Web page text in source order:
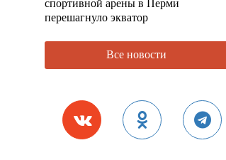
спортивной арены в Перми
перешагнуло экватор
Все новости